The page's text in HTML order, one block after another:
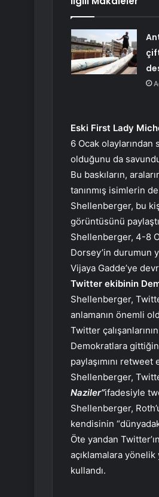
Eski First Lady
6 Ocak olaylarından
olduğunu da
Bu baskıların,
tanınmış isimlerin
Shellenberger, bu
görüntüsünü
Shellenberger, 4-8
Dorsey’in durumun
Vijaya Gadde’ye
Twitter ekibinin
Shellenberger,
anlamanın önemli
Twitter
Demokratlara
paylaşımını retweet
Shellenberger,
Naziler”ifadesiyle
Shellenberger,
kendisinin
Öte yandan
açıklamalara yönelik
kullandı.